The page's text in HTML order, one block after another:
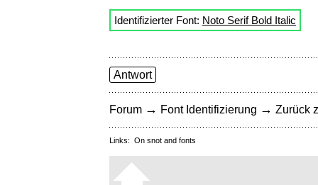
Identifizierter Font: Noto Serif Bold Italic
Antwort
Forum → Font Identifizierung → Zurück
Links: On snot and fonts